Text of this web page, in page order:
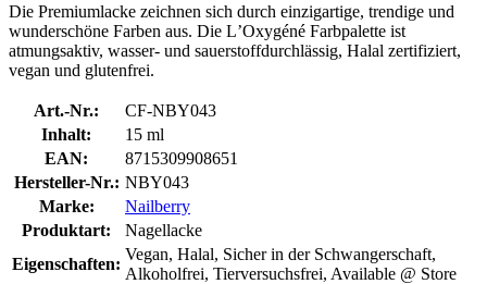
Die Premiumlacke zeichnen sich durch einzigartige, trendige und
wunderschöne Farben aus. Die LʼOxygéné Farbpalette ist
atmungsaktiv, wasser- und sauerstoffdurchlässig, Halal zertifiziert,
vegan und glutenfrei.
Art.-Nr.:
CF-NBY043
Inhalt:
15 ml
EAN:
8715309908651
Hersteller-Nr.: NBY043
Marke:
Nailberry
Produktart:
Nagellacke
Eigenschaften:
Vegan, Halal, Sicher in der Schwangerschaft,
Alkoholfrei, Tierversuchsfrei, Available @ Store